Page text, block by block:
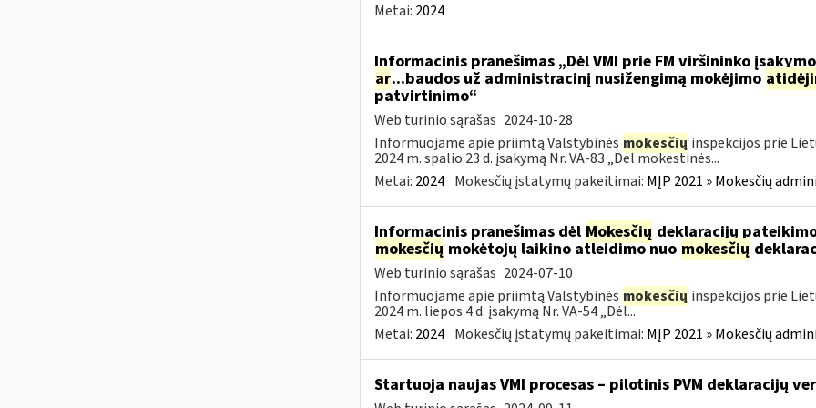
Metai: 2024
Informacinis pranešimas „Dėl VMI prie FM viršininko
ar...baudos už administracinį nusižengimą mokėjimo
patvirtinimo“
Web turinio sąrašas 2024-10-28
Informuojame apie priimtą Valstybinės mokesčių inspekcijos prie
2024 m. spalio 23 d. įsakymą Nr. VA-83 „Dėl mokestinės...
Metai: 2024 Mokesčių įstatymų pakeitimai: MĮP 2021 » Mokesčių
Informacinis pranešimas dėl Mokesčių deklaracijų
mokesčių mokėtojų laikino atleidimo nuo mokesčių
Web turinio sąrašas 2024-07-10
Informuojame apie priimtą Valstybinės mokesčių inspekcijos prie
2024 m. liepos 4 d. įsakymą Nr. VA-54 „Dėl...
Metai: 2024 Mokesčių įstatymų pakeitimai: MĮP 2021 » Mokesčių
Startuoja naujas VMI procesas – pilotinis PVM deklaracijų